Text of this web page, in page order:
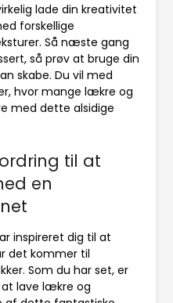
lade din kreativitet
forskellige
Så næste gang
så prøv at bruge din
skabe. Du vil med
hvor mange lækre og
med dette alsidige
til at
en
inspireret dig til at
det kommer til
Som du har set, er
lave lækre og